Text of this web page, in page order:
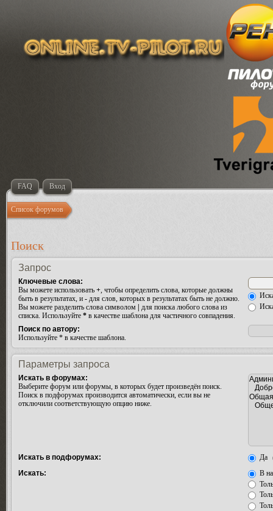
FAQ Вход
Список форумов
Поиск
Запрос
Ключевые слова:
Вы можете использовать +, чтобы определить слова, которые должны
быть в результатах, и - для слов, которых в результатах быть не должно.
Вы можете разделить слова символом
для поиска любого слова из
списка. Используйте * в качестве шаблона для частичного совпадения.
Поиск по автору:
Используйте * в качестве шаблона.
Параметры запроса
Искать в форумах:
Выберите форум или форумы, в которых будет произведён поиск.
Поиск в подфорумах производится автоматически, если вы не
отключили соответствующую опцию ниже.
Искать в подфорумах:
Да
Искать:
В